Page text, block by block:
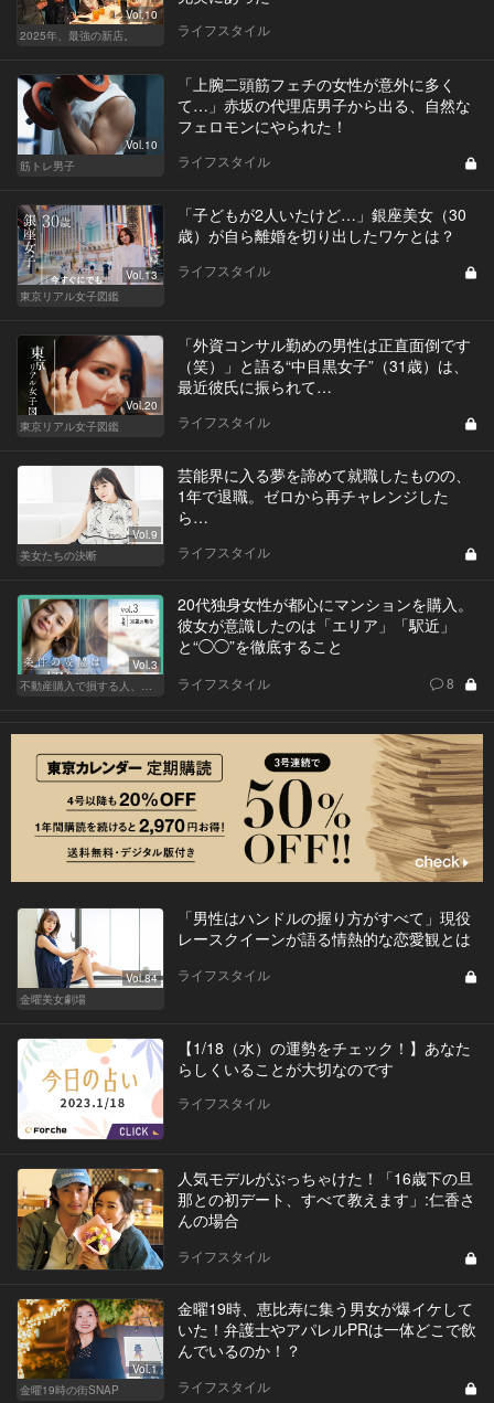
Vol.10
2025年、最強の新店。
ライフスタイル
Vol.10
筋トレ男子
「上腕二頭筋フェチの女性が意外に多く
て…」赤坂の代理店男子から出る、自然な
フェロモンにやられた！
ライフスタイル
Vol.13
東京リアル女子図鑑
「子どもが2人いたけど…」銀座美女（30
歳）が自ら離婚を切り出したワケとは？
ライフスタイル
Vol.20
東京リアル女子図鑑
「外資コンサル勤めの男性は正直面倒です
（笑）」と語る“中目黒女子”（31歳）は、
最近彼氏に振られて…
ライフスタイル
Vol.9
美女たちの決断
芸能界に入る夢を諦めて就職したものの、
1年で退職。ゼロから再チャレンジした
ら…
ライフスタイル
Vol.3
不動産購入で損する人、得する人
20代独身女性が都心にマンションを購入。
彼女が意識したのは「エリア」「駅近」
と“◯◯”を徹底すること
ライフスタイル 8
Vol.84
金曜美女劇場
「男性はハンドルの握り方がすべて」現役
レースクイーンが語る情熱的な恋愛観とは
ライフスタイル
【1/18（水）の運勢をチェック！】あなた
らしくいることが大切なのです
ライフスタイル
人気モデルがぶっちゃけた！「16歳下の旦
那との初デート、すべて教えます」:仁香さ
んの場合
ライフスタイル
Vol.1
金曜19時の街SNAP
金曜19時、恵比寿に集う男女が爆イケして
いた！弁護士やアパレルPRは一体どこで飲
んでいるのか！？
ライフスタイル